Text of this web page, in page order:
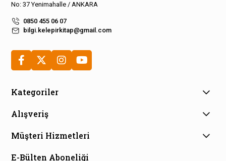
No: 37 Yenimahalle / ANKARA
0850 455 06 07
bilgi.kelepirkitap@gmail.com
Kategoriler
Alışveriş
Müşteri Hizmetleri
E-Bülten Aboneliği